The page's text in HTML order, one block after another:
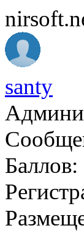
santy
Баллов: